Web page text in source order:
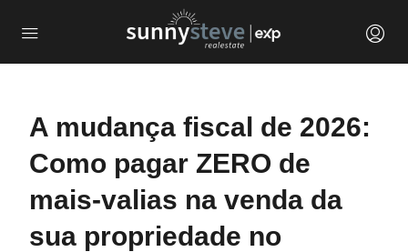
A mudança fiscal de 2026:
Como pagar ZERO de
mais-valias na venda da
sua propriedade no